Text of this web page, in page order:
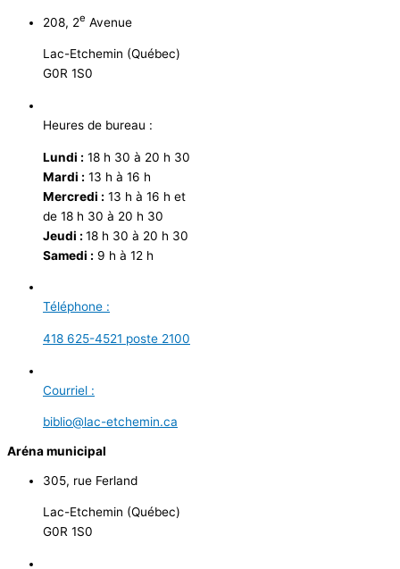
208, 2e Avenue
Lac-Etchemin (Québec)
G0R 1S0
Heures de bureau :
Lundi : 18 h 30 à 20 h 30
Mardi : 13 h à 16 h
Mercredi : 13 h à 16 h et
de 18 h 30 à 20 h 30
Jeudi : 18 h 30 à 20 h 30
Samedi : 9 h à 12 h
Téléphone :
418 625-4521 poste 2100
Courriel :
biblio@lac-etchemin.ca
Aréna municipal
305, rue Ferland
Lac-Etchemin (Québec)
G0R 1S0